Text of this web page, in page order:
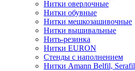
Нитки оверлочные
Нитки обувные
Нитки мешкозашивочные
Нитки вышивальные
Нить-резинка
Нитки EURON
Стенды с наполнением
Нитки Amann Belfil, Serafil